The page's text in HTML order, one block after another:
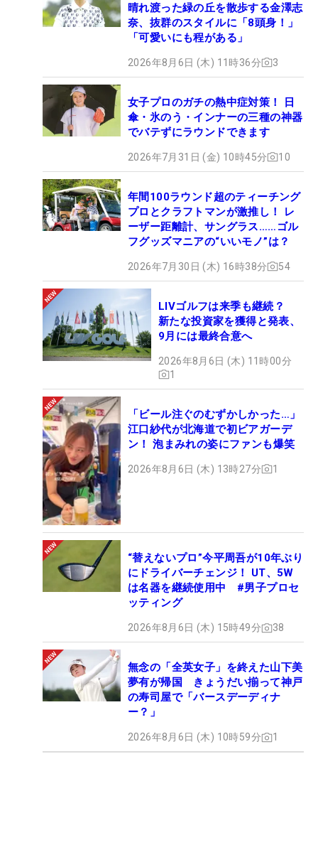
晴れ渡った緑の丘を散歩する金澤志
奈、抜群のスタイルに「8頭身！」
「可愛いにも程がある」
2026年8月6日 (木) 11時36分 3
女子プロのガチの熱中症対策！ 日
傘・氷のう・インナーの三種の神器
でバテずにラウンドできます
2026年7月31日 (金) 10時45分 10
年間100ラウンド超のティーチング
プロとクラフトマンが激推し！ レ
ーザー距離計、サングラス……ゴル
フグッズマニアの“いいモノ”は？
2026年7月30日 (木) 16時38分 54
LIVゴルフは来季も継続？
新たな投資家を獲得と発表、
9月には最終合意へ
2026年8月6日 (木) 11時00分
1
「ビール注ぐのむずかしかった…」
江口紗代が北海道で初ビアガーデ
ン！ 泡まみれの姿にファンも爆笑
2026年8月6日 (木) 13時27分 1
“替えないプロ”今平周吾が10年ぶり
にドライバーチェンジ！ UT、5W
は名器を継続使用中 #男子プロセ
ッティング
2026年8月6日 (木) 15時49分 38
無念の「全英女子」を終えた山下美
夢有が帰国 きょうだい揃って神戸
の寿司屋で「バースデーディナ
ー？」
2026年8月6日 (木) 10時59分 1